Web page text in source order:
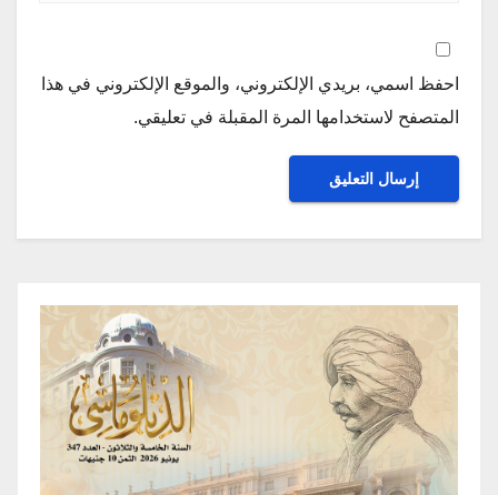
احفظ اسمي، بريدي الإلكتروني، والموقع الإلكتروني في هذا
المتصفح لاستخدامها المرة المقبلة في تعليقي.